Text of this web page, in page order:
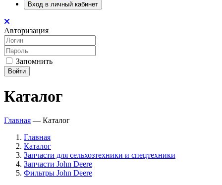
Вход в личный кабинет
Авторизация
Запомнить
Войти
Каталог
Главная — Каталог
Главная
Каталог
Запчасти для сельхозтехники и спецтехники
Запчасти John Deere
Фильтры John Deere